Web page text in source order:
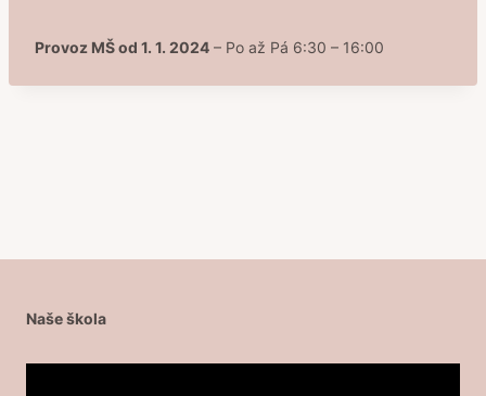
Provoz MŠ od 1. 1. 2024 – Po až Pá 6:30 – 16:00
Naše škola